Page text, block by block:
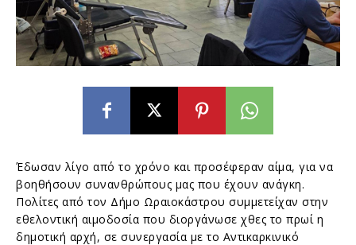
Έδωσαν λίγο από το χρόνο και προσέφεραν αίμα, για να
βοηθήσουν συνανθρώπους μας που έχουν ανάγκη.
Πολίτες από τον Δήμο Ωραιοκάστρου συμμετείχαν στην
εθελοντική αιμοδοσία που διοργάνωσε χθες το πρωί η
δημοτική αρχή, σε συνεργασία με το Αντικαρκινικό